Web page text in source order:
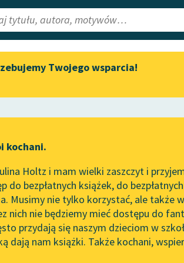
Lektury
redakcyjne
Aktualności
„Prokurator Alicja Horn”
literatury skandynawskiej
Spotkanie z Katarzyną
w Oslo
102. lata temu zmarł
Conrad
Twojego wsparcia!
kochani.
Holtz i mam wielki zaszczyt i
do bezpłatnych książek, do
Musimy nie tylko korzystać, ale także
nich nie będziemy mieć dostępu do
przydają się naszym dzieciom w
dają nam książki. Także kochani,